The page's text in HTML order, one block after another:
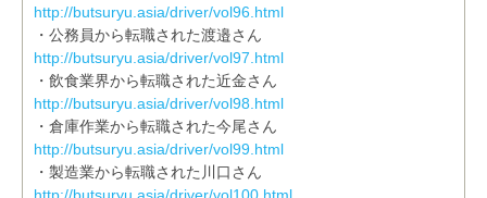
http://butsuryu.asia/driver/vol96.html
・公務員から転職された渡邉さん
http://butsuryu.asia/driver/vol97.html
・飲食業界から転職された近金さん
http://butsuryu.asia/driver/vol98.html
・倉庫作業から転職された今尾さん
http://butsuryu.asia/driver/vol99.html
・製造業から転職された川口さん